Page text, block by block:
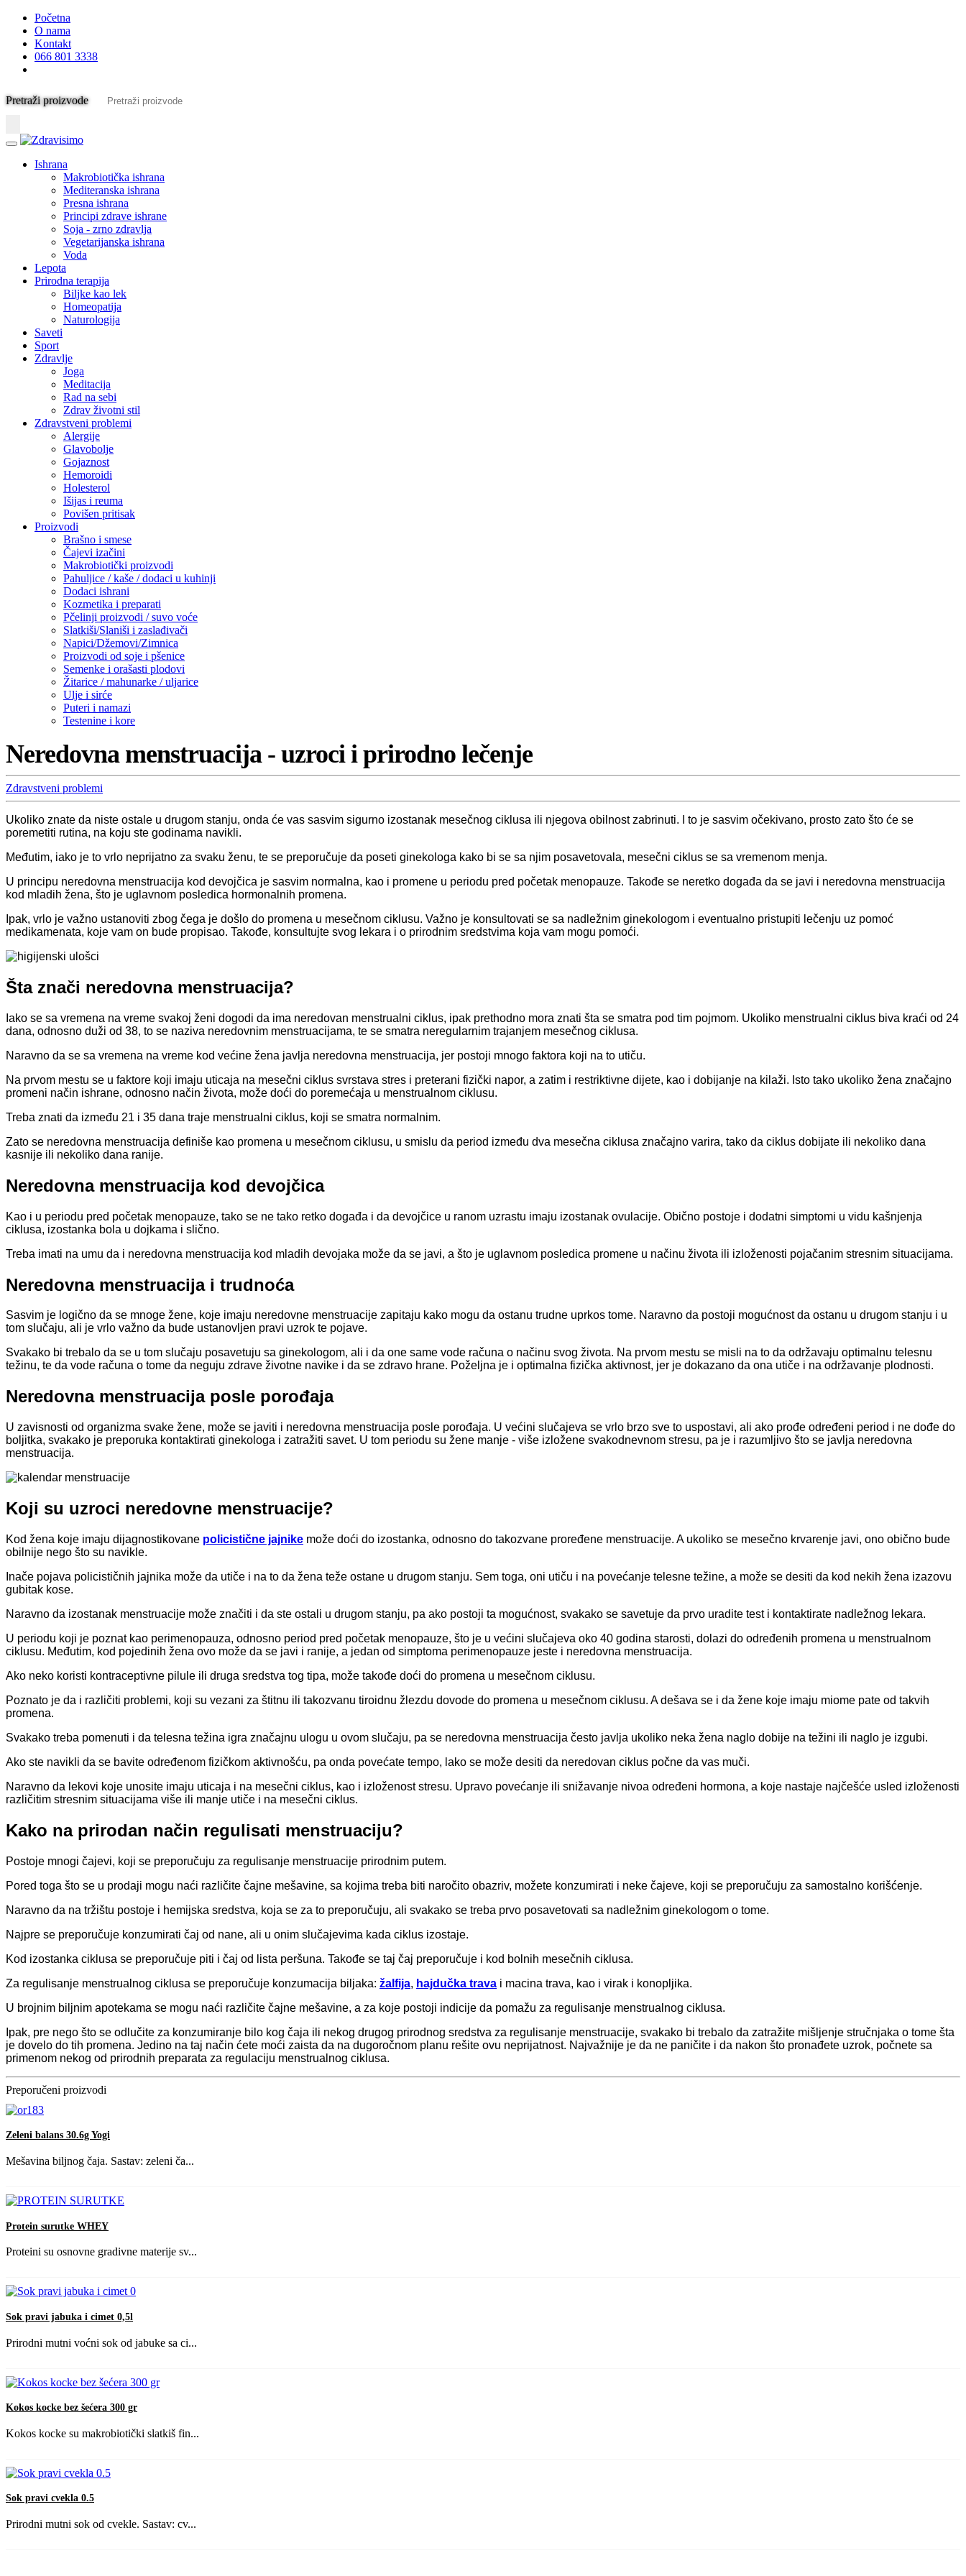
Početna
O nama
Kontakt
066 801 3338
Pretraži proizvode
Ishrana
Makrobiotička ishrana
Mediteranska ishrana
Presna ishrana
Principi zdrave ishrane
Soja - zrno zdravlja
Vegetarijanska ishrana
Voda
Lepota
Prirodna terapija
Biljke kao lek
Homeopatija
Naturologija
Saveti
Sport
Zdravlje
Joga
Meditacija
Rad na sebi
Zdrav životni stil
Zdravstveni problemi
Alergije
Glavobolje
Gojaznost
Hemoroidi
Holesterol
Išijas i reuma
Povišen pritisak
Proizvodi
Brašno i smese
Čajevi izačini
Makrobiotički proizvodi
Pahuljice / kaše / dodaci u kuhinji
Dodaci ishrani
Kozmetika i preparati
Pčelinji proizvodi / suvo voće
Slatkiši/Slaniši i zaslađivači
Napici/Džemovi/Zimnica
Proizvodi od soje i pšenice
Semenke i orašasti plodovi
Žitarice / mahunarke / uljarice
Ulje i sirće
Puteri i namazi
Testenine i kore
Neredovna menstruacija - uzroci i prirodno lečenje
Zdravstveni problemi
Ukoliko znate da niste ostale u drugom stanju, onda će vas sasvim sigurno izostanak mesečnog ciklusa ili njegova obilnost zabrinuti. I to je sasvim očekivano, prosto zato što će se
poremetiti rutina, na koju ste godinama navikli.
Međutim, iako je to vrlo neprijatno za svaku ženu, te se preporučuje da poseti ginekologa kako bi se sa njim posavetovala, mesečni ciklus se sa vremenom menja.
U principu neredovna menstruacija kod devojčica je sasvim normalna, kao i promene u periodu pred početak menopauze. Takođe se neretko događa da se javi i neredovna menstruacija
kod mladih žena, što je uglavnom posledica hormonalnih promena.
Ipak, vrlo je važno ustanoviti zbog čega je došlo do promena u mesečnom ciklusu. Važno je konsultovati se sa nadležnim ginekologom i eventualno pristupiti lečenju uz pomoć
medikamenata, koje vam on bude propisao. Takođe, konsultujte svog lekara i o prirodnim sredstvima koja vam mogu pomoći.
Šta znači neredovna menstruacija?
Iako se sa vremena na vreme svakoj ženi dogodi da ima neredovan menstrualni ciklus, ipak prethodno mora znati šta se smatra pod tim pojmom. Ukoliko menstrualni ciklus biva kraći od 24
dana, odnosno duži od 38, to se naziva neredovnim menstruacijama, te se smatra neregularnim trajanjem mesečnog ciklusa.
Naravno da se sa vremena na vreme kod većine žena javlja neredovna menstruacija, jer postoji mnogo faktora koji na to utiču.
Na prvom mestu se u faktore koji imaju uticaja na mesečni ciklus svrstava stres i preterani fizički napor, a zatim i restriktivne dijete, kao i dobijanje na kilaži. Isto tako ukoliko žena značajno
promeni način ishrane, odnosno način života, može doći do poremećaja u menstrualnom ciklusu.
Treba znati da između 21 i 35 dana traje menstrualni ciklus, koji se smatra normalnim.
Zato se neredovna menstruacija definiše kao promena u mesečnom ciklusu, u smislu da period između dva mesečna ciklusa značajno varira, tako da ciklus dobijate ili nekoliko dana
kasnije ili nekoliko dana ranije.
Neredovna menstruacija kod devojčica
Kao i u periodu pred početak menopauze, tako se ne tako retko događa i da devojčice u ranom uzrastu imaju izostanak ovulacije. Obično postoje i dodatni simptomi u vidu kašnjenja
ciklusa, izostanka bola u dojkama i slično.
Treba imati na umu da i neredovna menstruacija kod mladih devojaka može da se javi, a što je uglavnom posledica promene u načinu života ili izloženosti pojačanim stresnim situacijama.
Neredovna menstruacija i trudnoća
Sasvim je logično da se mnoge žene, koje imaju neredovne menstruacije zapitaju kako mogu da ostanu trudne uprkos tome. Naravno da postoji mogućnost da ostanu u drugom stanju i u
tom slučaju, ali je vrlo važno da bude ustanovljen pravi uzrok te pojave.
Svakako bi trebalo da se u tom slučaju posavetuju sa ginekologom, ali i da one same vode računa o načinu svog života. Na prvom mestu se misli na to da održavaju optimalnu telesnu
težinu, te da vode računa o tome da neguju zdrave životne navike i da se zdravo hrane. Poželjna je i optimalna fizička aktivnost, jer je dokazano da ona utiče i na održavanje plodnosti.
Neredovna menstruacija posle porođaja
U zavisnosti od organizma svake žene, može se javiti i neredovna menstruacija posle porođaja. U većini slučajeva se vrlo brzo sve to uspostavi, ali ako prođe određeni period i ne dođe do
boljitka, svakako je preporuka kontaktirati ginekologa i zatražiti savet. U tom periodu su žene manje - više izložene svakodnevnom stresu, pa je i razumljivo što se javlja neredovna
menstruacija.
Koji su uzroci neredovne menstruacije?
Kod žena koje imaju dijagnostikovane policistične jajnike može doći do izostanka, odnosno do takozvane proređene menstruacije. A ukoliko se mesečno krvarenje javi, ono obično bude
obilnije nego što su navikle.
Inače pojava policističnih jajnika može da utiče i na to da žena teže ostane u drugom stanju. Sem toga, oni utiču i na povećanje telesne težine, a može se desiti da kod nekih žena izazovu
gubitak kose.
Naravno da izostanak menstruacije može značiti i da ste ostali u drugom stanju, pa ako postoji ta mogućnost, svakako se savetuje da prvo uradite test i kontaktirate nadležnog lekara.
U periodu koji je poznat kao perimenopauza, odnosno period pred početak menopauze, što je u većini slučajeva oko 40 godina starosti, dolazi do određenih promena u menstrualnom
ciklusu. Međutim, kod pojedinih žena ovo može da se javi i ranije, a jedan od simptoma perimenopauze jeste i neredovna menstruacija.
Ako neko koristi kontraceptivne pilule ili druga sredstva tog tipa, može takođe doći do promena u mesečnom ciklusu.
Poznato je da i različiti problemi, koji su vezani za štitnu ili takozvanu tiroidnu žlezdu dovode do promena u mesečnom ciklusu. A dešava se i da žene koje imaju miome pate od takvih
promena.
Svakako treba pomenuti i da telesna težina igra značajnu ulogu u ovom slučaju, pa se neredovna menstruacija često javlja ukoliko neka žena naglo dobije na težini ili naglo je izgubi.
Ako ste navikli da se bavite određenom fizičkom aktivnošću, pa onda povećate tempo, lako se može desiti da neredovan ciklus počne da vas muči.
Naravno da lekovi koje unosite imaju uticaja i na mesečni ciklus, kao i izloženost stresu. Upravo povećanje ili snižavanje nivoa određeni hormona, a koje nastaje najčešće usled izloženosti
različitim stresnim situacijama više ili manje utiče i na mesečni ciklus.
Kako na prirodan način regulisati menstruaciju?
Postoje mnogi čajevi, koji se preporučuju za regulisanje menstruacije prirodnim putem.
Pored toga što se u prodaji mogu naći različite čajne mešavine, sa kojima treba biti naročito obazriv, možete konzumirati i neke čajeve, koji se preporučuju za samostalno korišćenje.
Naravno da na tržištu postoje i hemijska sredstva, koja se za to preporučuju, ali svakako se treba prvo posavetovati sa nadležnim ginekologom o tome.
Najpre se preporučuje konzumirati čaj od nane, ali u onim slučajevima kada ciklus izostaje.
Kod izostanka ciklusa se preporučuje piti i čaj od lista peršuna. Takođe se taj čaj preporučuje i kod bolnih mesečnih ciklusa.
Za regulisanje menstrualnog ciklusa se preporučuje konzumacija biljaka: žalfija, hajdučka trava i macina trava, kao i virak i konopljika.
U brojnim biljnim apotekama se mogu naći različite čajne mešavine, a za koje postoji indicije da pomažu za regulisanje menstrualnog ciklusa.
Ipak, pre nego što se odlučite za konzumiranje bilo kog čaja ili nekog drugog prirodnog sredstva za regulisanje menstruacije, svakako bi trebalo da zatražite mišljenje stručnjaka o tome šta
je dovelo do tih promena. Jedino na taj način ćete moći zaista da na dugoročnom planu rešite ovu neprijatnost. Najvažnije je da ne paničite i da nakon što pronađete uzrok, počnete sa
primenom nekog od prirodnih preparata za regulaciju menstrualnog ciklusa.
Preporučeni proizvodi
Zeleni balans 30.6g Yogi
Mešavina biljnog čaja. Sastav: zeleni ča...
Protein surutke WHEY
Proteini su osnovne gradivne materije sv...
Sok pravi jabuka i cimet 0,5l
Prirodni mutni voćni sok od jabuke sa ci...
Kokos kocke bez šećera 300 gr
Kokos kocke su makrobiotički slatkiš fin...
Sok pravi cvekla 0.5
Prirodni mutni sok od cvekle. Sastav: cv...